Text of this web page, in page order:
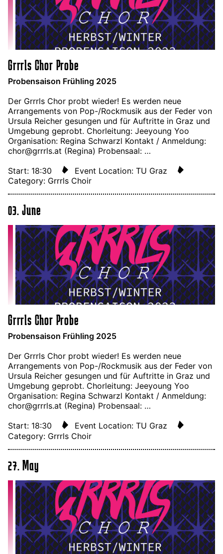
Grrrls Chor Probe
Probensaison Frühling 2025
Der Grrrls Chor probt wieder! Es werden neue
Arrangements von Pop-/Rockmusik aus der Feder von
Ursula Reicher gesungen und für Auftritte in Graz und
Umgebung geprobt. Chorleitung: Jeeyoung Yoo
Organisation: Regina Schwarzl Kontakt / Anmeldung:
chor@grrrls.at (Regina) Probensaal: …
Start: 18:30
Event Location: TU Graz
Category: Grrrls Choir
03. June
Grrrls Chor Probe
Probensaison Frühling 2025
Der Grrrls Chor probt wieder! Es werden neue
Arrangements von Pop-/Rockmusik aus der Feder von
Ursula Reicher gesungen und für Auftritte in Graz und
Umgebung geprobt. Chorleitung: Jeeyoung Yoo
Organisation: Regina Schwarzl Kontakt / Anmeldung:
chor@grrrls.at (Regina) Probensaal: …
Start: 18:30
Event Location: TU Graz
Category: Grrrls Choir
27. May